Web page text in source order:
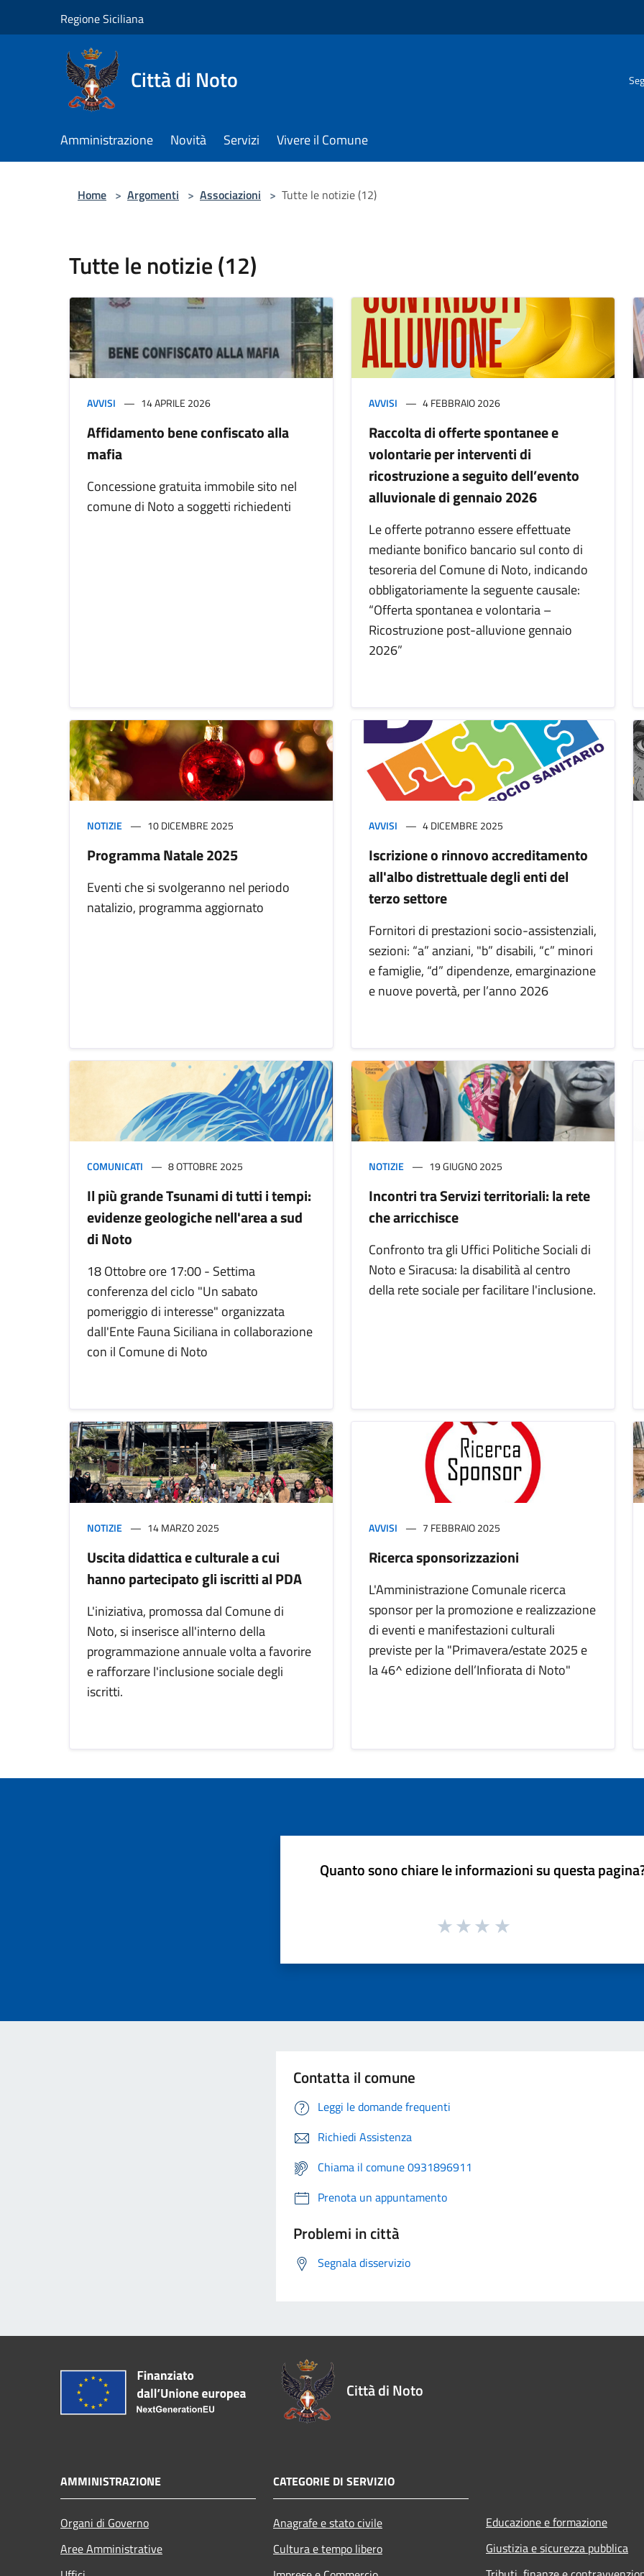
Regione Siciliana
Città di Noto
Amministrazione Novità Servizi Vivere il Comune
Home > Argomenti > Associazioni > Tutte le notizie (12)
Tutte le notizie (12)
AVVISI 14 APRILE 2026
Affidamento bene confiscato alla
mafia
Concessione gratuita immobile sito nel
comune di Noto a soggetti richiedenti
AVVISI 4 FEBBRAIO 2026
Raccolta di offerte spontanee e
volontarie per interventi di
ricostruzione a seguito dell’evento
alluvionale di gennaio 2026
Le offerte potranno essere effettuate
mediante bonifico bancario sul conto di
tesoreria del Comune di Noto, indicando
obbligatoriamente la seguente causale:
“Offerta spontanea e volontaria –
Ricostruzione post-alluvione gennaio
2026”
NOTIZIE 10 DICEMBRE 2025
Programma Natale 2025
Eventi che si svolgeranno nel periodo
natalizio, programma aggiornato
AVVISI 4 DICEMBRE 2025
Iscrizione o rinnovo accreditamento
all'albo distrettuale degli enti del
terzo settore
Fornitori di prestazioni socio-assistenziali,
sezioni: “a” anziani, "b” disabili, “c” minori
e famiglie, “d” dipendenze, emarginazione
e nuove povertà, per l’anno 2026
COMUNICATI 8 OTTOBRE 2025
Il più grande Tsunami di tutti i tempi:
evidenze geologiche nell'area a sud
di Noto
18 Ottobre ore 17:00 - Settima
conferenza del ciclo "Un sabato
pomeriggio di interesse" organizzata
dall'Ente Fauna Siciliana in collaborazione
con il Comune di Noto
NOTIZIE 19 GIUGNO 2025
Incontri tra Servizi territoriali: la rete
che arricchisce
Confronto tra gli Uffici Politiche Sociali di
Noto e Siracusa: la disabilità al centro
della rete sociale per facilitare l'inclusione.
NOTIZIE 14 MARZO 2025
Uscita didattica e culturale a cui
hanno partecipato gli iscritti al PDA
L'iniziativa, promossa dal Comune di
Noto, si inserisce all'interno della
programmazione annuale volta a favorire
e rafforzare l'inclusione sociale degli
iscritti.
AVVISI 7 FEBBRAIO 2025
Ricerca sponsorizzazioni
L'Amministrazione Comunale ricerca
sponsor per la promozione e realizzazione
di eventi e manifestazioni culturali
previste per la "Primavera/estate 2025 e
la 46^ edizione dell’Infiorata di Noto"
Quanto sono chiare le informazioni su questa
Contatta il comune
Leggi le domande frequenti
Richiedi Assistenza
Chiama il comune 0931896911
Prenota un appuntamento
Problemi in città
Segnala disservizio
Città di Noto
AMMINISTRAZIONE
Organi di Governo
Aree Amministrative
CATEGORIE DI SERVIZIO
Anagrafe e stato civile
Cultura e tempo libero
Educazione e formazione
Giustizia e sicurezza pubblica